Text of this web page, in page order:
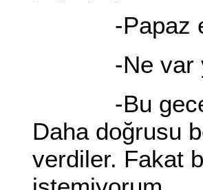
-Papaz
-Ne var
-Bu gece
Daha doğrusu
verdiler. Fakat